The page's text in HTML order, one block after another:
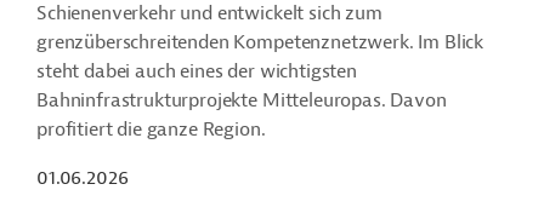
Schienenverkehr und entwickelt sich zum
grenzüberschreitenden Kompetenznetzwerk. Im Blick
steht dabei auch eines der wichtigsten
Bahninfrastrukturprojekte Mitteleuropas. Davon
profitiert die ganze Region.
01.06.2026